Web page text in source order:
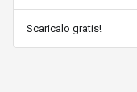
Scaricalo gratis!